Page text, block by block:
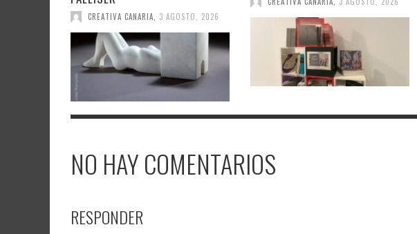
CREATIVA CANARIA 3 AGOSTO, 2026
NO HAY COMENTARIOS
RESPONDER